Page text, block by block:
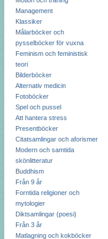
Management
Klassiker
Målarböcker och
pysselböcker för vuxna
Feminism och feministisk
teori
Bilderböcker
Alternativ medicin
Fotoböcker
Spel och pussel
Att hantera stress
Presentböcker
Citatsamlingar och aforismer
Modern och samtida
skönlitteratur
Buddhism
Från 9 år
Forntida religioner och
mytologier
Diktsamlingar (poesi)
Från 3 år
Matlagning och kokböcker